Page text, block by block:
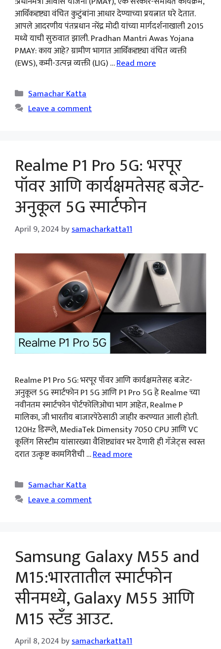
आर्थिकदृष्ट्या वंचित कुटुंबांना आधार देण्याच्या प्रयत्नात घरे देतात.
आपले आदरणीय पंतप्रधान नरेंद्र मोदी यांच्या मार्गदर्शनाखाली 2015
मध्ये याची सुरुवात झाली. Pradhan Mantri Awas Yojana
PMAY: काय आहे? ग्रामीण भागात आर्थिकदृष्ट्या वंचित व्यक्ती
(EWS), कमी-उत्पन्न व्यक्ती (LIG) …Read more
Categories
Samachar Katta
Leave a comment
Realme P1 Pro 5G: भरपूर
पॉवर आणि कार्यक्षमतेसह बजेट-
अनुकूल 5G स्मार्टफोन
April 9, 2024 bysamacharkatta11
Realme P1 Pro 5G: भरपूर पॉवर आणि कार्यक्षमतेसह बजेट-
अनुकूल 5G स्मार्टफोन P1 5G आणि P1 Pro 5G हे Realme च्या
नवीनतम स्मार्टफोन पोर्टफोलिओचा भाग आहेत, Realme P
मालिका, जी भारतीय बाजारपेठेसाठी जाहीर करण्यात आली होती.
120Hz डिस्प्ले, MediaTek Dimensity 7050 CPU आणि VC
कूलिंग सिस्टीम यांसारख्या वैशिष्ट्यांवर भर देणारी ही गॅजेट्स स्वस्त
दरात उत्कृष्ट कामगिरीची …Read more
Categories
Samachar Katta
Leave a comment
Samsung Galaxy M55 and
M15:भारतातील स्मार्टफोन
सीनमध्ये, Galaxy M55 आणि
M15 स्टँड आउट.
April 8, 2024 bysamacharkatta11